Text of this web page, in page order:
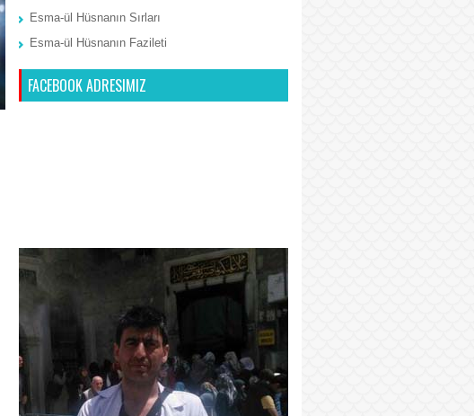
Esma-ül Hüsnanın Sırları
Esma-ül Hüsnanın Fazileti
FACEBOOK ADRESIMIZ